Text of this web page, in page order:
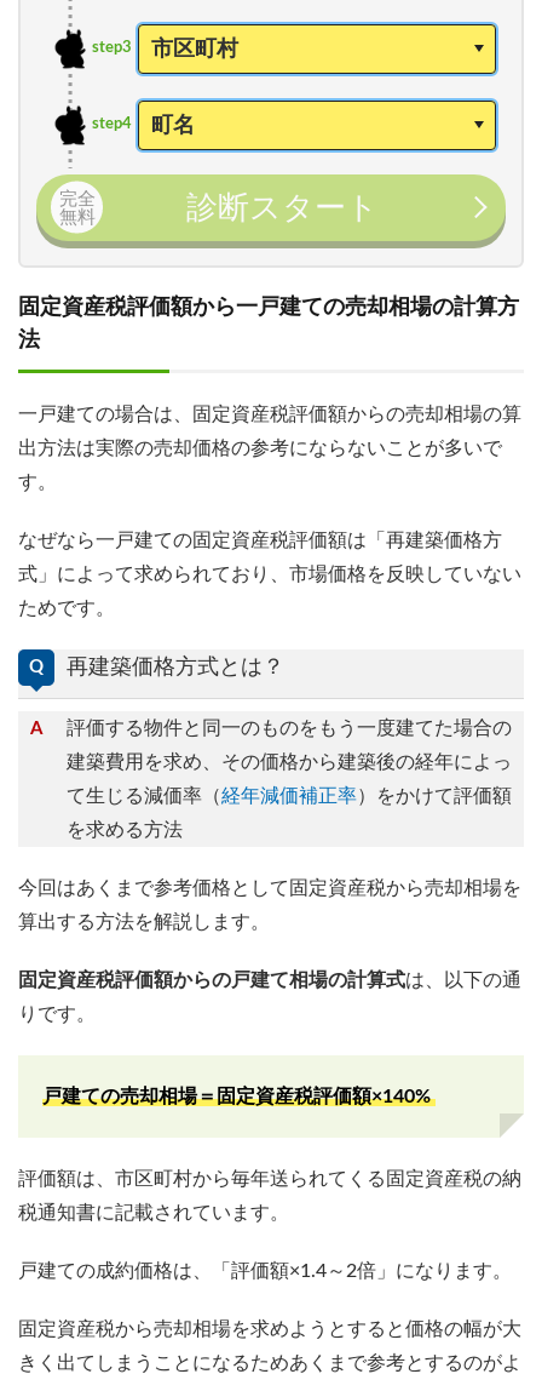
step3
step4
完全
無料
診断スタート
固定資産税評価額から一戸建ての売却相場の計算方
法
一戸建ての場合は、固定資産税評価額からの売却相場の算
出方法は実際の売却価格の参考にならないことが多いで
す。
なぜなら一戸建ての固定資産税評価額は「再建築価格方
式」によって求められており、市場価格を反映していない
ためです。
再建築価格方式とは？
評価する物件と同一のものをもう一度建てた場合の
建築費用を求め、その価格から建築後の経年によっ
て生じる減価率（経年減価補正率）をかけて評価額
を求める方法
今回はあくまで参考価格として固定資産税から売却相場を
算出する方法を解説します。
固定資産税評価額からの戸建て相場の計算式は、以下の通
りです。
戸建ての売却相場＝固定資産税評価額×140%
評価額は、市区町村から毎年送られてくる固定資産税の納
税通知書に記載されています。
戸建ての成約価格は、「評価額×1.4～2倍」になります。
固定資産税から売却相場を求めようとすると価格の幅が大
きく出てしまうことになるためあくまで参考とするのがよ